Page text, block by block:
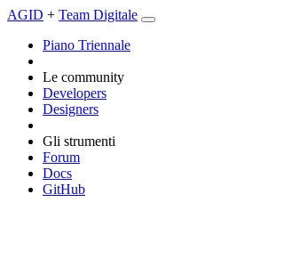
AGID + Team Digitale
Piano Triennale
Le community
Developers
Designers
Gli strumenti
Forum
Docs
GitHub